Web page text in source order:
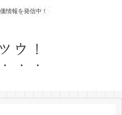
情報を発信中！
ウ！